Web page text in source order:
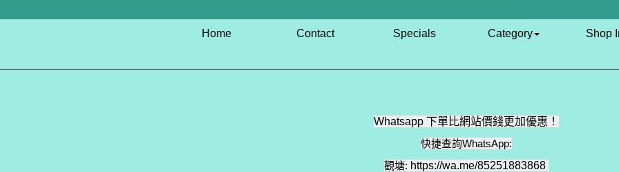
Home Contact Specials Category Shop
Whatsapp 下單比網站價錢更加優惠！
快捷查詢WhatsApp:
觀塘: https://wa.me/85251883868